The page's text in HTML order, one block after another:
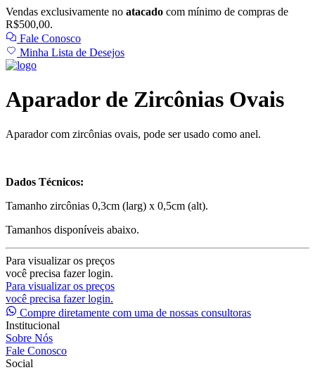
Vendas exclusivamente no atacado com mínimo de compras de
R$500,00.
Fale Conosco
Minha Lista de Desejos
Aparador de Zircônias Ovais
Aparador com zircônias ovais, pode ser usado como anel.
Dados Técnicos:
Tamanho zircônias 0,3cm (larg) x 0,5cm (alt).
Tamanhos disponíveis abaixo.
Para visualizar os preços
você precisa fazer login.
Para visualizar os preços
você precisa fazer login.
Compre diretamente com uma de nossas consultoras
Institucional
Sobre Nós
Fale Conosco
Social